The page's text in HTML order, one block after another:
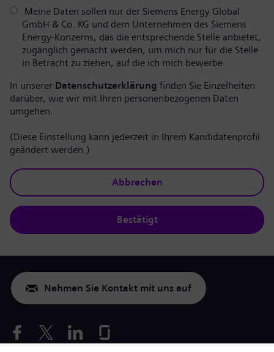
Meine Daten sollen nur der Siemens Energy Global
GmbH & Co. KG und dem Unternehmen des Siemens
Energy-Konzerns, das die entsprechende Stelle anbietet,
zugänglich gemacht werden, um mich nur für die Stelle
in Betracht zu ziehen, auf die ich mich bewerbe.
In unserer Datenschutzerklärung finden Sie Einzelheiten
darüber, wie wir mit Ihren personenbezogenen Daten
umgehen.
(Diese Einstellung kann jederzeit in Ihrem Kandidatenprofil
geändert werden.)
Abbrechen
Bestätigt
Nehmen Sie Kontakt mit uns auf